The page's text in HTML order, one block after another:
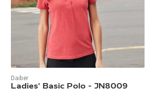
Daiber
Ladies' Basic Polo - JN8009